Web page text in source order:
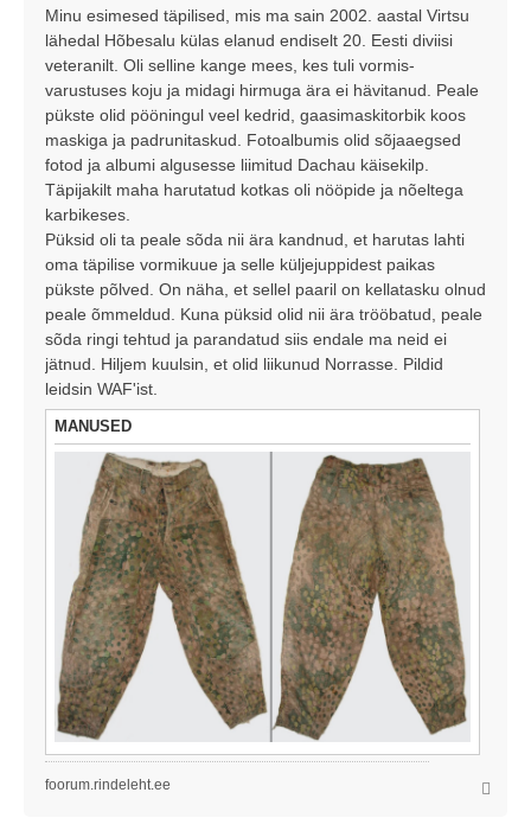
s
t
t
u
s
Minu esimesed täpilised, mis ma sain 2002. aastal Virtsu
lähedal Hõbesalu külas elanud endiselt 20. Eesti diviisi
veteranilt. Oli selline kange mees, kes tuli vormis-
varustuses koju ja midagi hirmuga ära ei hävitanud. Peale
pükste olid pööningul veel kedrid, gaasimaskitorbik koos
maskiga ja padrunitaskud. Fotoalbumis olid sõjaaegsed
fotod ja albumi algusesse liimitud Dachau käisekilp.
Täpijakilt maha harutatud kotkas oli nööpide ja nõeltega
karbikeses.
Püksid oli ta peale sõda nii ära kandnud, et harutas lahti
oma täpilise vormikuue ja selle küljejuppidest paikas
pükste põlved. On näha, et sellel paaril on kellatasku olnud
peale õmmeldud. Kuna püksid olid nii ära trööbatud, peale
sõda ringi tehtud ja parandatud siis endale ma neid ei
jätnud. Hiljem kuulsin, et olid liikunud Norrasse. Pildid
leidsin WAF'ist.
MANUSED
foorum.rindeleht.ee